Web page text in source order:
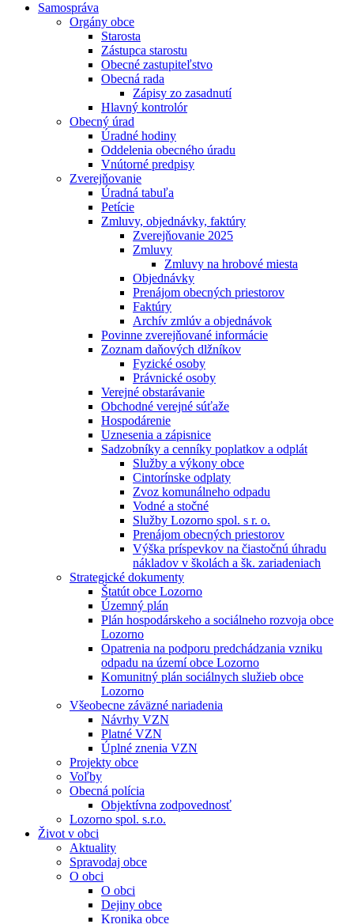
Samospráva
Orgány obce
Starosta
Zástupca starostu
Obecné zastupiteľstvo
Obecná rada
Zápisy zo zasadnutí
Hlavný kontrolór
Obecný úrad
Úradné hodiny
Oddelenia obecného úradu
Vnútorné predpisy
Zverejňovanie
Úradná tabuľa
Petície
Zmluvy, objednávky, faktúry
Zverejňovanie 2025
Zmluvy
Zmluvy na hrobové miesta
Objednávky
Prenájom obecných priestorov
Faktúry
Archív zmlúv a objednávok
Povinne zverejňované informácie
Zoznam daňových dlžníkov
Fyzické osoby
Právnické osoby
Verejné obstarávanie
Obchodné verejné súťaže
Hospodárenie
Uznesenia a zápisnice
Sadzobníky a cenníky poplatkov a odplát
Služby a výkony obce
Cintorínske odplaty
Zvoz komunálneho odpadu
Vodné a stočné
Služby Lozorno spol. s r. o.
Prenájom obecných priestorov
Výška príspevkov na čiastočnú úhradu
nákladov v školách a šk. zariadeniach
Strategické dokumenty
Štatút obce Lozorno
Územný plán
Plán hospodárskeho a sociálneho rozvoja obce
Lozorno
Opatrenia na podporu predchádzania vzniku
odpadu na území obce Lozorno
Komunitný plán sociálnych služieb obce
Lozorno
Všeobecne záväzné nariadenia
Návrhy VZN
Platné VZN
Úplné znenia VZN
Projekty obce
Voľby
Obecná polícia
Objektívna zodpovednosť
Lozorno spol. s.r.o.
Život v obci
Aktuality
Spravodaj obce
O obci
O obci
Dejiny obce
Kronika obce